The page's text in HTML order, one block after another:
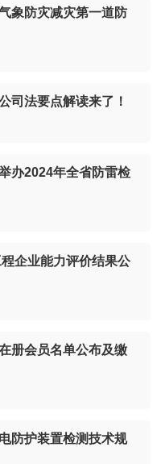
象防灾减灾第一道防
司法要点解读来了！
办2024年全省防雷检
企业能力评价结果公
册会员名单公布及缴
防护装置检测技术规